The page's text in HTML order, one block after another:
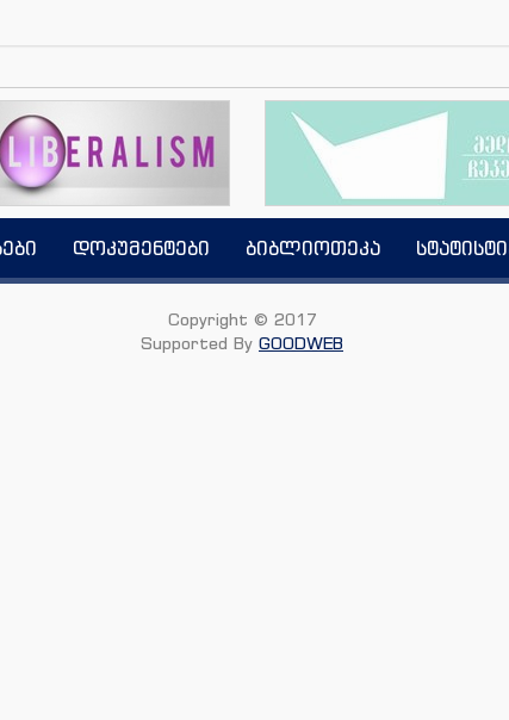
დოკუმენტები ბიბლიოთეკა
Copyright © 2017
Supported By GOODWEB